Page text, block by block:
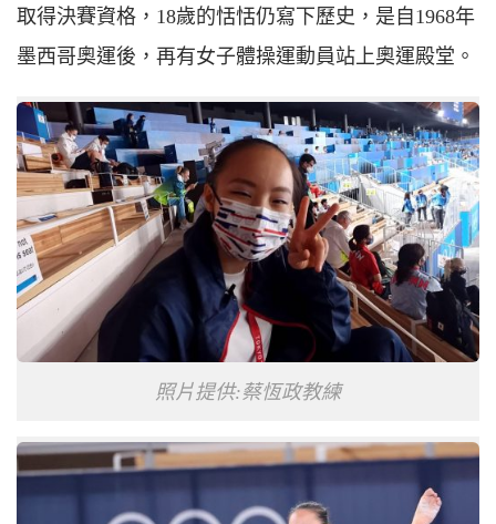
取得決賽資格，18歲的恬恬仍寫下歷史，是自1968年
墨西哥奧運後，再有女子體操運動員站上奧運殿堂。
照片提供:蔡恆政教練